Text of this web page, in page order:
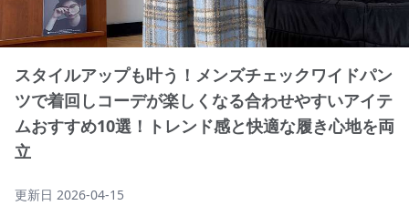
スタイルアップも叶う！メンズチェックワイドパン
ツで着回しコーデが楽しくなる合わせやすいアイテ
ムおすすめ10選！トレンド感と快適な履き心地を両
立
更新日 2026-04-15